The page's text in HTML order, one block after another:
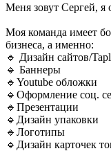
Меня зовут Сергей, я
Моя команда имеет
бизнеса, а именно:
🔹 Дизайн сайтов/
🔹 Баннеры
🔹Youtube обложки
🔹Оформление соц.
🔹Презентации
🔹Дизайн упаковки
🔹Логотипы
🔹Дизайн карточек